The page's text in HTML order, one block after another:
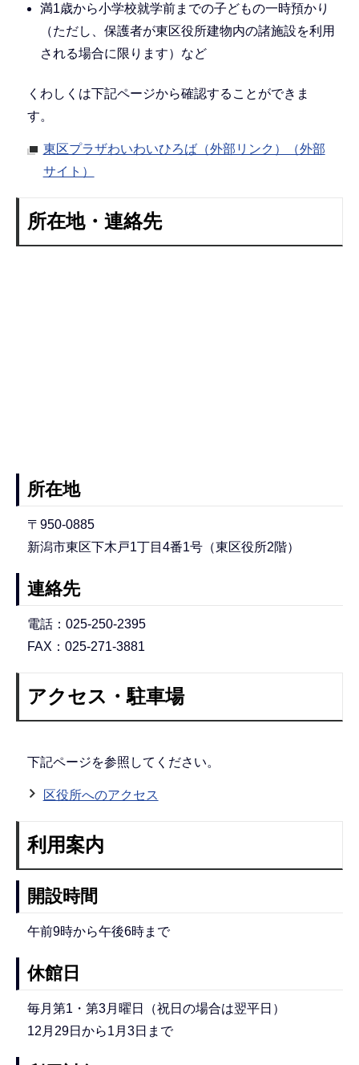
満1歳から小学校就学前までの子どもの一時預かり
（ただし、保護者が東区役所建物内の諸施設を利用
される場合に限ります）など
くわしくは下記ページから確認することができま
す。
東区プラザわいわいひろば（外部リンク）（外部
サイト）
所在地・連絡先
所在地
〒950-0885
新潟市東区下木戸1丁目4番1号（東区役所2階）
連絡先
電話：025-250-2395
FAX：025-271-3881
アクセス・駐車場
下記ページを参照してください。
区役所へのアクセス
利用案内
開設時間
午前9時から午後6時まで
休館日
毎月第1・第3月曜日（祝日の場合は翌平日）
12月29日から1月3日まで